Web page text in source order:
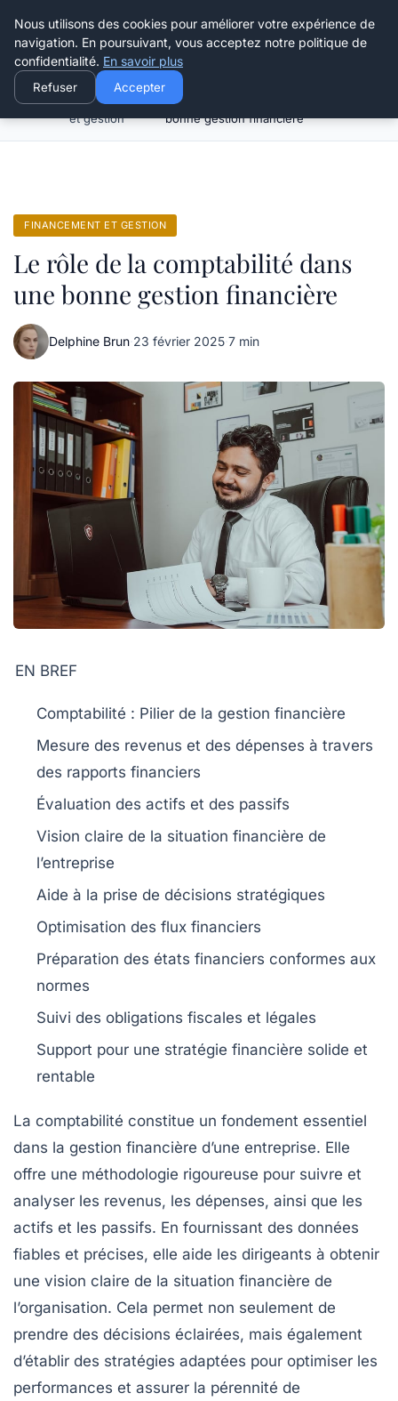
Henry Panky
Financement
et gestion
Le rôle de la comptabilité dans une
bonne gestion financière
FINANCEMENT ET GESTION
Le rôle de la comptabilité dans
une bonne gestion financière
Delphine Brun·23 février 2025·7 min
EN BREF
Comptabilité : Pilier de la gestion financière
Mesure des revenus et des dépenses à travers
des rapports financiers
Évaluation des actifs et des passifs
Vision claire de la situation financière de
l’entreprise
Aide à la prise de décisions stratégiques
Optimisation des flux financiers
Préparation des états financiers conformes aux
normes
Suivi des obligations fiscales et légales
Support pour une stratégie financière solide et
rentable
La comptabilité constitue un fondement essentiel
dans la gestion financière d’une entreprise. Elle
offre une méthodologie rigoureuse pour suivre et
analyser les revenus, les dépenses, ainsi que les
actifs et les passifs. En fournissant des données
fiables et précises, elle aide les dirigeants à obtenir
une vision claire de la situation financière de
l’organisation. Cela permet non seulement de
prendre des décisions éclairées, mais également
d’établir des stratégies adaptées pour optimiser les
performances et assurer la pérennité de
Nous utilisons des cookies pour améliorer votre expérience de
navigation. En poursuivant, vous acceptez notre politique de
confidentialité. En savoir plus
Refuser Accepter